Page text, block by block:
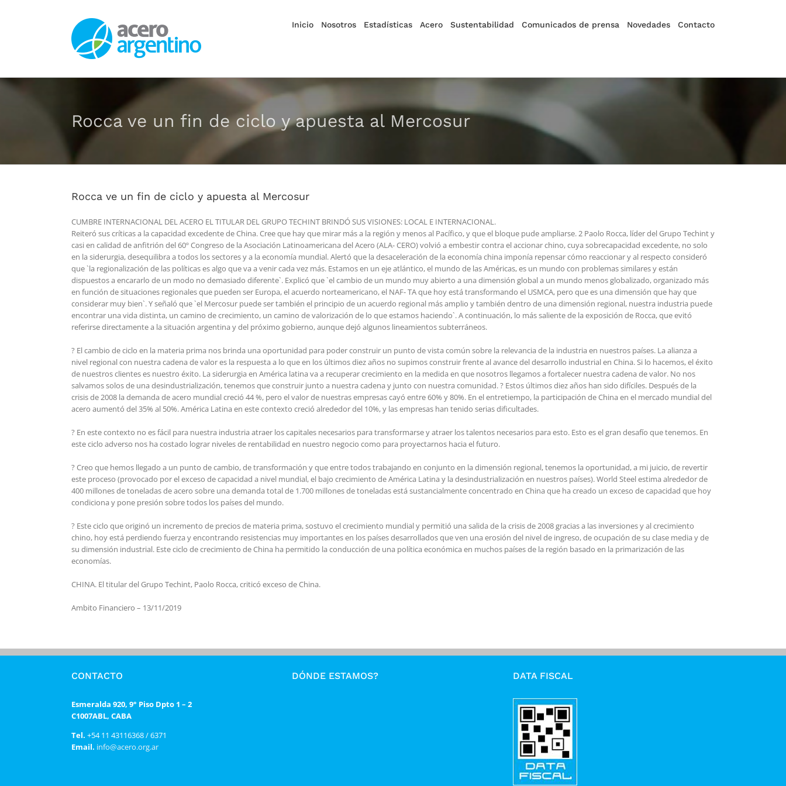
Inicio Nosotros Estadísticas Acero Sustentabilidad Comunicados de prensa Novedades Contacto
Rocca ve un fin de ciclo y apuesta al Mercosur
Rocca ve un fin de ciclo y apuesta al Mercosur
CUMBRE INTERNACIONAL DEL ACERO EL TITULAR DEL GRUPO TECHINT BRINDÓ SUS VISIONES: LOCAL E INTERNACIONAL.
Reiteró sus críticas a la capacidad excedente de China. Cree que hay que mirar más a la región y menos al Pacífico, y que el bloque pude ampliarse. 2 Paolo Rocca, líder del Grupo Techint y
casi en calidad de anfitrión del 60º Congreso de la Asociación Latinoamericana del Acero (ALA- CERO) volvió a embestir contra el accionar chino, cuya sobrecapacidad excedente, no solo
en la siderurgia, desequilibra a todos los sectores y a la economía mundial. Alertó que la desaceleración de la economía china imponía repensar cómo reaccionar y al respecto consideró
que `la regionalización de las políticas es algo que va a venir cada vez más. Estamos en un eje atlántico, el mundo de las Américas, es un mundo con problemas similares y están
dispuestos a encararlo de un modo no demasiado diferente`. Explicó que `el cambio de un mundo muy abierto a una dimensión global a un mundo menos globalizado, organizado más
en función de situaciones regionales que pueden ser Europa, el acuerdo norteamericano, el NAF- TA que hoy está transformando el USMCA, pero que es una dimensión que hay que
considerar muy bien`. Y señaló que `el Mercosur puede ser también el principio de un acuerdo regional más amplio y también dentro de una dimensión regional, nuestra industria puede
encontrar una vida distinta, un camino de crecimiento, un camino de valorización de lo que estamos haciendo`. A continuación, lo más saliente de la exposición de Rocca, que evitó
referirse directamente a la situación argentina y del próximo gobierno, aunque dejó algunos lineamientos subterráneos.
? El cambio de ciclo en la materia prima nos brinda una oportunidad para poder construir un punto de vista común sobre la relevancia de la industria en nuestros países. La alianza a
nivel regional con nuestra cadena de valor es la respuesta a lo que en los últimos diez años no supimos construir frente al avance del desarrollo industrial en China. Si lo hacemos, el éxito
de nuestros clientes es nuestro éxito. La siderurgia en América latina va a recuperar crecimiento en la medida en que nosotros llegamos a fortalecer nuestra cadena de valor. No nos
salvamos solos de una desindustrialización, tenemos que construir junto a nuestra cadena y junto con nuestra comunidad. ? Estos últimos diez años han sido difíciles. Después de la
crisis de 2008 la demanda de acero mundial creció 44 %, pero el valor de nuestras empresas cayó entre 60% y 80%. En el entretiempo, la participación de China en el mercado mundial del
acero aumentó del 35% al 50%. América Latina en este contexto creció alrededor del 10%, y las empresas han tenido serias dificultades.
? En este contexto no es fácil para nuestra industria atraer los capitales necesarios para transformarse y atraer los talentos necesarios para esto. Esto es el gran desafío que tenemos. En
este ciclo adverso nos ha costado lograr niveles de rentabilidad en nuestro negocio como para proyectarnos hacia el futuro.
? Creo que hemos llegado a un punto de cambio, de transformación y que entre todos trabajando en conjunto en la dimensión regional, tenemos la oportunidad, a mi juicio, de revertir
este proceso (provocado por el exceso de capacidad a nivel mundial, el bajo crecimiento de América Latina y la desindustrialización en nuestros países). World Steel estima alrededor de
400 millones de toneladas de acero sobre una demanda total de 1.700 millones de toneladas está sustancialmente concentrado en China que ha creado un exceso de capacidad que hoy
condiciona y pone presión sobre todos los países del mundo.
? Este ciclo que originó un incremento de precios de materia prima, sostuvo el crecimiento mundial y permitió una salida de la crisis de 2008 gracias a las inversiones y al crecimiento
chino, hoy está perdiendo fuerza y encontrando resistencias muy importantes en los países desarrollados que ven una erosión del nivel de ingreso, de ocupación de su clase media y de
su dimensión industrial. Este ciclo de crecimiento de China ha permitido la conducción de una política económica en muchos países de la región basado en la primarización de las
economías.
CHINA. El titular del Grupo Techint, Paolo Rocca, criticó exceso de China.
Ambito Financiero – 13/11/2019
CONTACTO
Esmeralda 920, 9° Piso Dpto 1 – 2
C1007ABL, CABA
Tel. +54 11 43116368 / 6371
Email. info@acero.org.ar
DÓNDE ESTAMOS? DATA FISCAL